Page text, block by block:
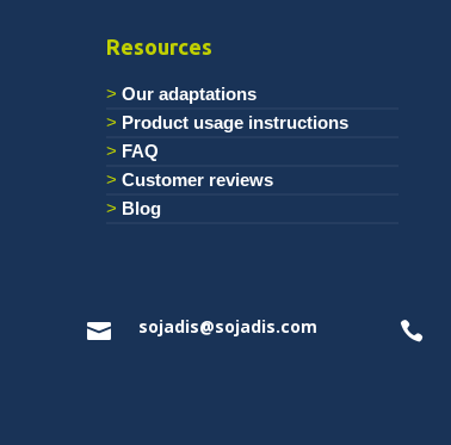
Resources
Our adaptations
Product usage instructions
FAQ
Customer reviews
Blog
 sojadis@sojadis.com 